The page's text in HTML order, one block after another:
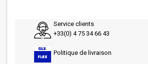
Service clients
+33(0) 4 75 34 66 43
Politique de livraison